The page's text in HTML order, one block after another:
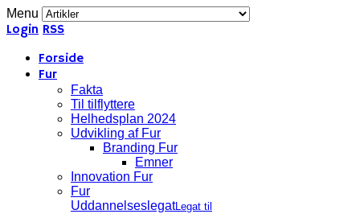
Menu
Login RSS
Forside
Fur
Fakta
Til tilflyttere
Helhedsplan 2024
Udvikling af Fur
Branding Fur
Emner
Innovation Fur
Fur
UddannelseslegatLegat til